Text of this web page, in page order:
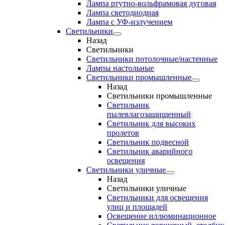
Лампа ртутно-вольфрамовая дуговая
Лампа светодиодная
Лампа с УФ-излучением
Светильники
Назад
Светильники
Светильники потолочные/настенные
Лампы настольные
Светильники промышленные
Назад
Светильники промышленные
Светильник
пылевлагозащищенный
Светильник для высоких
пролетов
Светильник подвесной
Светильник аварийного
освещения
Светильники уличные
Назад
Светильники уличные
Светильники для освещения
улиц и площадей
Освещение иллюминационное